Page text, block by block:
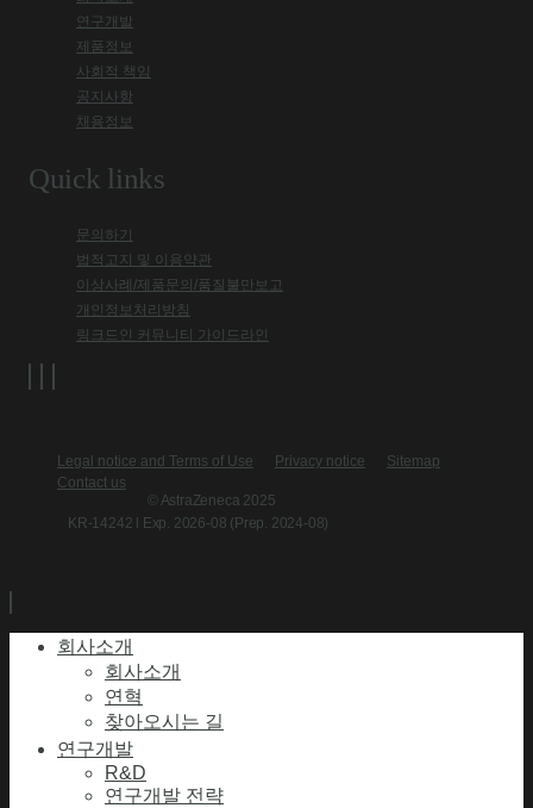
연구개발
제품정보
사회적 책임
공지사항
채용정보
Quick links
문의하기
법적고지 및 이용약관
이상사례/제품문의/품질불만보고
개인정보처리방침
링크드인 커뮤니티 가이드라인
Legal notice and Terms of Use Privacy notice
Sitemap
Contact us
© AstraZeneca 2025
KR-14242 l Exp. 2026-08 (Prep. 2024-08)
회사소개
회사소개
연혁
찾아오시는 길
연구개발
R&D
연구개발 전략